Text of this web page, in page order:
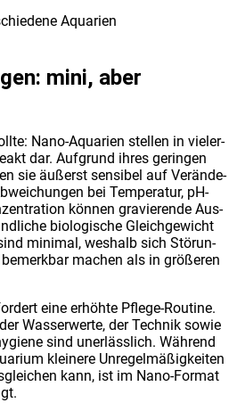
mini, aber
Nano-Aqua­ri­en stel­len in vie­ler­
dar. Auf­grund ihres gerin­gen
sie äußerst sen­si­bel auf Ver­än­de­
bei Tem­pe­ra­tur, pH-
kön­nen gra­vie­ren­de Aus­
bio­lo­gi­sche Gleich­ge­wicht
mini­mal, wes­halb sich Stö­run­
machen als in grö­ße­ren
eine erhöh­te Pfle­ge-Rou­ti­ne.
Was­ser­wer­te, der Tech­nik sowie
sind uner­läss­lich. Wäh­rend
klei­ne­re Unre­gel­mä­ßig­kei­ten
kann, ist im Nano-For­mat